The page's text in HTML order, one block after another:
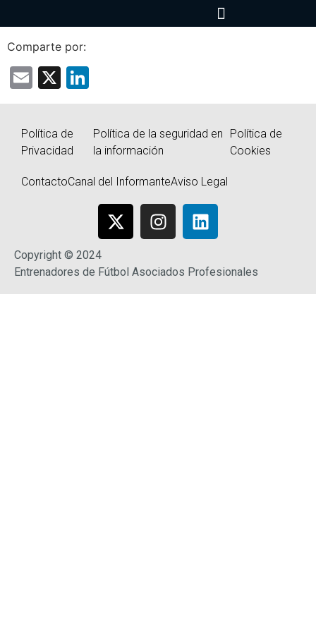
Comparte por:
Email
X
Política de
Privacidad
Política de la seguridad en
la información
Política de
Cookies
ContactoCanal del InformanteAviso Legal
Copyright © 2024
Entrenadores de Fútbol Asociados Profesionales